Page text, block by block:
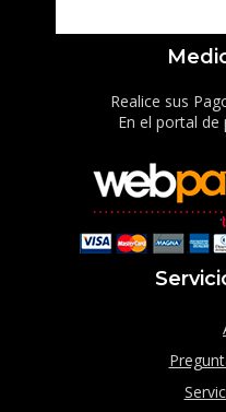
Realice sus
En el portal de